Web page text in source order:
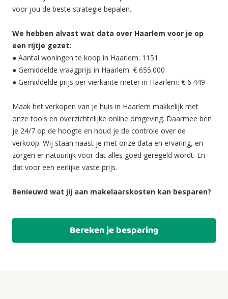
voor jou de beste strategie bepalen.
We hebben alvast wat data over Haarlem voor je op
een rijtje gezet:
● Aantal woningen te koop in Haarlem: 1151
● Gemiddelde vraagprijs in Haarlem: € 655.000
● Gemiddelde prijs per vierkante meter in Haarlem: € 6.449
Maak het verkopen van je huis in Haarlem makkelijk met
onze tools en overzichtelijke online omgeving. Daarmee ben
je 24/7 op de hoogte en houd je de controle over de
verkoop. Wij staan naast je met onze data en ervaring, en
zorgen er natuurlijk voor dat alles goed geregeld wordt. En
dat voor een eerlijke vaste prijs.
Benieuwd wat jij aan makelaarskosten kan besparen?
Bereken je besparing